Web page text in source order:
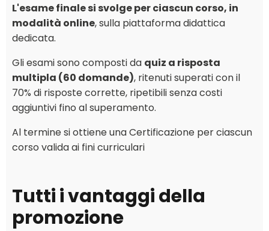
L'esame finale si svolge per ciascun corso, in
modalità online, sulla piattaforma didattica
dedicata.
Gli esami sono composti da quiz a risposta
multipla (60 domande), ritenuti superati con il
70% di risposte corrette, ripetibili senza costi
aggiuntivi fino al superamento.
Al termine si ottiene una Certificazione per ciascun
corso valida ai fini curriculari
Tutti i vantaggi della
promozione